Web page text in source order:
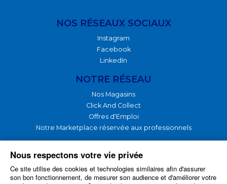
NOS RÉSEAUX SOCIAUX
Instagram
Facebook
LinkedIn
NOTRE RÉSEAU
Nos Magasins
Click And Collect
Offres d'Emploi
Notre Marketplace réservée aux professionnels
NOTRE GROUPE
Nos Produits
Nos Services
Nous respectons votre vie privée
Ce site utilise des cookies et technologies similaires afin d'assurer
son bon fonctionnement, de mesurer son audience et d'améliorer votre